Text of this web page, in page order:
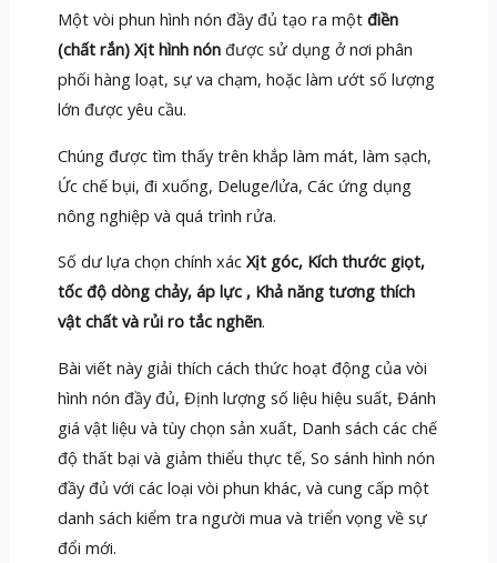
Một vòi phun hình nón đầy đủ tạo ra một điền
(chất rắn) Xịt hình nónđược sử dụng ở nơi phân
phối hàng loạt, sự va chạm, hoặc làm ướt số lượng
lớn được yêu cầu.
Chúng được tìm thấy trên khắp làm mát, làm sạch,
Ức chế bụi, đi xuống, Deluge/lửa, Các ứng dụng
nông nghiệp và quá trình rửa.
Số dư lựa chọn chính xác Xịt góc, Kích thước giọt,
tốc độ dòng chảy, áp lực , Khả năng tương thích
vật chất và rủi ro tắc nghẽn.
Bài viết này giải thích cách thức hoạt động của vòi
hình nón đầy đủ, Định lượng số liệu hiệu suất, Đánh
giá vật liệu và tùy chọn sản xuất, Danh sách các chế
độ thất bại và giảm thiểu thực tế, So sánh hình nón
đầy đủ với các loại vòi phun khác, và cung cấp một
danh sách kiểm tra người mua và triển vọng về sự
đổi mới.